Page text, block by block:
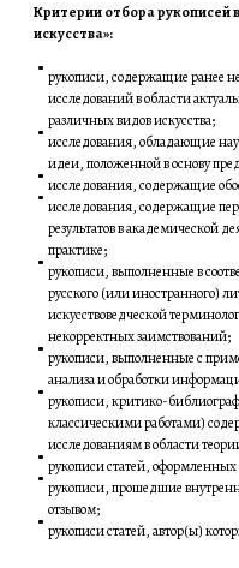
Критерии отбора рукописей
искусства»:
рукописи, содержащие ранее
исследований в области
различных видов искусства;
исследования, обладающие
идеи, положенной в основу
исследования, содержащие
исследования, содержащие
результатов в академической
практике;
рукописи, выполненные в
русского (или иностранного)
искусствоведческой
некорректных заимствований;
рукописи, выполненные с
анализа и обработки
рукописи, критико-
классическими работами)
исследованиям в области
рукописи статей,
рукописи, прошедшие
отзывом;
рукописи статей, автор(ы)